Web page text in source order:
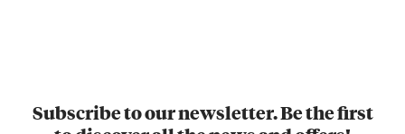
Subscribe to our newsletter. Be the first